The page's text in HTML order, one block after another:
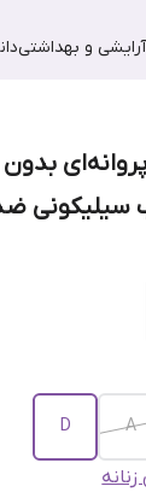
آرایشی و بهداشتی
بدون
سیلیکونی
A
D